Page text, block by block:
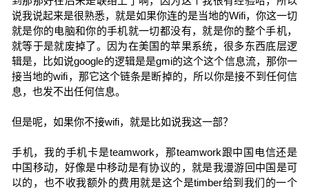
说我说起来是很熟悉，就是如果你连的是当地的Wifi，你这一切
就是你的电脑和你的手机就一切都没有，就是你的整个手机，
就等于是就废掉了。因为在美国的苹果系统，很多东西底层逻
辑是，比如说google的逻辑是是gmi的这个这个信息流，那你一
接当地的wifi，那它这个链条是断掉的，所以你是接不到任何信
息，也发不出任何信息。
但是呢，如果你不接wifi，就是比如说我这一部？
手机，我的手机卡是teamwork，那teamwork跟中国电信还是
中国移动，好像是中移动是有协议的，就是我漫游回中国是可
以的，也不收我额外的费用就是这个是timber给到我们的一个